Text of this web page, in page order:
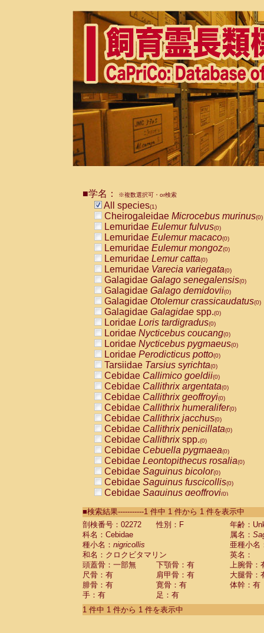
■学名： ※複数選択可・or検索
All species(1)
Cheirogaleidae Microcebus murinus(0)
Lemuridae Eulemur fulvus(0)
Lemuridae Eulemur macaco(0)
Lemuridae Eulemur mongoz(0)
Lemuridae Lemur catta(0)
Lemuridae Varecia variegata(0)
Galagidae Galago senegalensis(0)
Galagidae Galago demidovii(0)
Galagidae Otolemur crassicaudatus(0)
Galagidae Galagidae spp.(0)
Loridae Loris tardigradus(0)
Loridae Nycticebus coucang(0)
Loridae Nycticebus pygmaeus(0)
Loridae Perodicticus potto(0)
Tarsiidae Tarsius syrichta(0)
Cebidae Callimico goeldii(0)
Cebidae Callithrix argentata(0)
Cebidae Callithrix geoffroyi(0)
Cebidae Callithrix humeralifer(0)
Cebidae Callithrix jacchus(0)
Cebidae Callithrix penicillata(0)
Cebidae Callithrixspp.(0)
Cebidae Cebuella pygmaea(0)
Cebidae Leontopithecus rosalia(0)
Cebidae Saguinus bicolor(0)
Cebidae Saguinus fuscicollis(0)
Cebidae Saguinus geoffroyi(0)
CebidaeSaguinus labiatus(0)
Cebidae Saguinus leucopus (0)
Cebidae
CebidaeSaguinus mystax
CebidaeSaguinus nigricollis (1)
Cebidae Saguinus oedipus
Cebidae Saguinus weddelli
Cebidae Saguinusspp.
Cebidae Aotus trivirgatus
Cebidae Cebus albifrons
■検索結果-----------1 件中 1 件から 1 件を表示中
剖検番号：02272
性別：F
年齢：
科名：Cebidae
属名：
種小名： nigricollis
亜種小名
和名：クロクビタマリン
英名：
頭蓋骨：一部無
下顎骨：有
上腕骨：
尺骨：有
肩甲骨：有
大腿骨：
腓骨：有
寛骨：有
体幹：有
手：有
足：有
1 件中 1 件から 1 件を表示中